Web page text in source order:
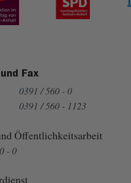
Fax
0391 / 560 - 0
0391 / 560 - 1123
Öffentlichkeitsarbeit
- 0